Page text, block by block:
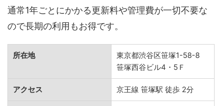
通常1年ごとにかかる更新料や管理費が一切不要な
ので長期の利用もお得です。
所在地
東京都渋谷区笹塚1-58-8
笹塚西谷ビル4・5Ｆ
アクセス 京王線 笹塚駅 徒歩 2分